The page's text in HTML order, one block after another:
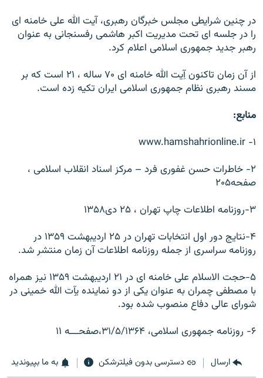
در چنين شرايطی مجلس خبرگان رهبری، آيت الله علی خامنه ای
را در جلسه ای تحت مديريت اکبر هاشمی رفسنجانی به عنوان
رهبر جديد جمهوری اسلامی اعلام کرد.
از آن زمان تاکنون آِيت الله خامنه ای ۷۰ ساله ، ۲۱ است که بر
مسند رهبری نظام جمهوری اسلامی ايران تکيه زده است.
منابع:
۱- www.hamshahrionline.ir
۲- خاطرات حسن غفوری فرد – مرکز اسناد انقلاب اسلامی ،
صفحه۲۰۵
۳-روزنامه اطلاعات چاپ تهران ، ۲۵ دی۱۳۵۸
۴-نتايج دور اول انتخابات تهران در ۲۵ ارديبهشت ۱۳۵۹ در
روزنامه سراسری از جمله روزنامه اطلاعات آن زمان منتشر شد.
۵-حجت الاسلام علی خامنه ای در ۲۱ ارديبهشت ۱۳۵۹ نيز همراه
با مصطفی چمران به عنوان يکی از دو نماينده يآِت الله خمينی در
شورای عالی دفاع منصوب شده بود.
۶- روزنامه جمهوری اسلامی، ۳۱/۵/۱۳۶۴،صفحـــه ۱۱
ارسال دسترسی بدون فیلترشکن به ما بپیوندید